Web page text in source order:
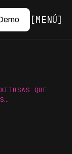
MENÚ
QUE